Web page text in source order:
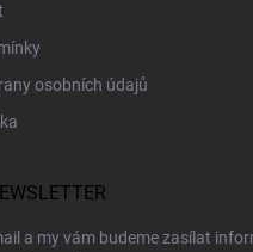
osobních údajů
a my vám budeme zasílat